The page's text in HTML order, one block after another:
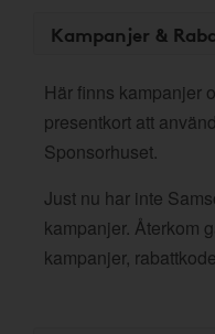
Kampanjer &
Här finns kampanjer
presentkort att
Sponsorhuset.
Just nu har inte
kampanjer. Återkom
kampanjer,